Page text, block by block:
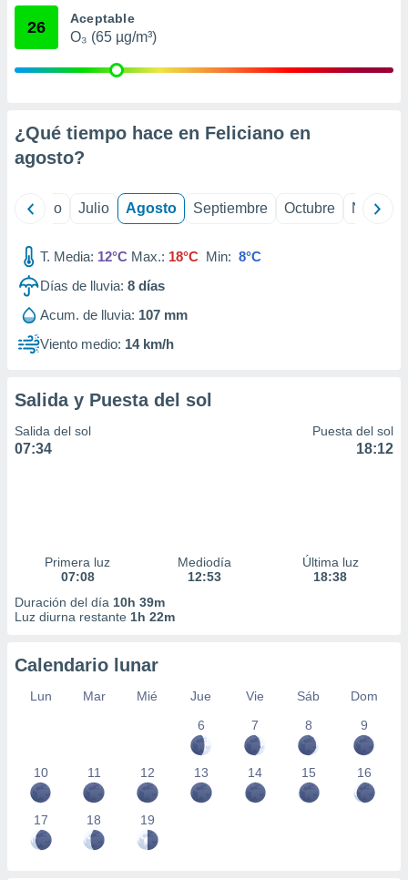
publicidad
1199
26 Aceptable
O₃ (65 µg/m³)
¿Qué tiempo hace en Feliciano en
agosto?
Junio Julio Agosto Septiembre Octubre
T. Media: 12°C Max.: 18°C Min: 8°C
Días de lluvia: 8 días
Acum. de lluvia: 107 mm
Viento medio: 14 km/h
Salida y Puesta del sol
Salida del sol
07:34
Puesta del sol
18:12
Primera luz
07:08
Mediodía
12:53
Última luz
18:38
Duración del día 10h 39m
Luz diurna restante 1h 22m
Calendario lunar
Lun Mar Mié Jue Vie Sáb
Dom
6
7 8 9
10 11 12 13 14 15 16
17 18 19